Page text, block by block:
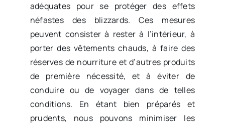
adéquates pour se protéger des effets
néfastes des blizzards. Ces mesures
peuvent consister à rester à l’intérieur, à
porter des vêtements chauds, à faire des
réserves de nourriture et d’autres produits
de première nécessité, et à éviter de
conduire ou de voyager dans de telles
conditions. En étant bien préparés et
prudents, nous pouvons minimiser les